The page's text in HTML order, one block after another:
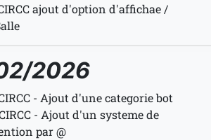
ajout d'option d'affichae /
2026
- Ajout d'une categorie bot
- Ajout d'un systeme de
par @